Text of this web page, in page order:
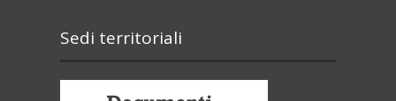
Sedi territoriali